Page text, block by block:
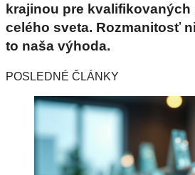
krajinou pre
celého sveta. Rozmanitosť
to naša výhoda.
POSLEDNÉ ČLÁNKY